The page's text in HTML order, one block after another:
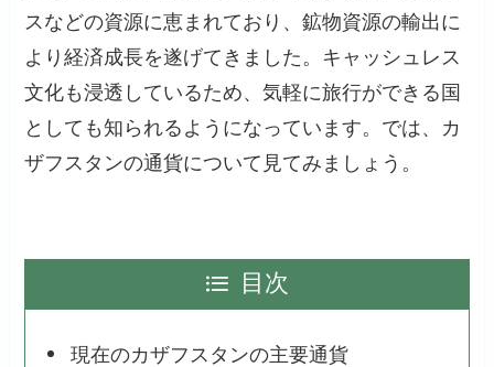
スなどの資源に恵まれており、鉱物資源の輸出に
より経済成長を遂げてきました。キャッシュレス
文化も浸透しているため、気軽に旅行ができる国
としても知られるようになっています。では、カ
ザフスタンの通貨について見てみましょう。
目次
現在のカザフスタンの主要通貨